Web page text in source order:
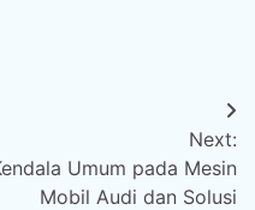
Next:
Umum pada Mesin
Mobil Audi dan Solusi